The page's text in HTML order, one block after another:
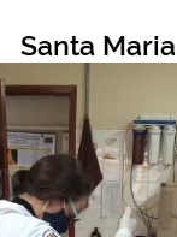
Santa Maria